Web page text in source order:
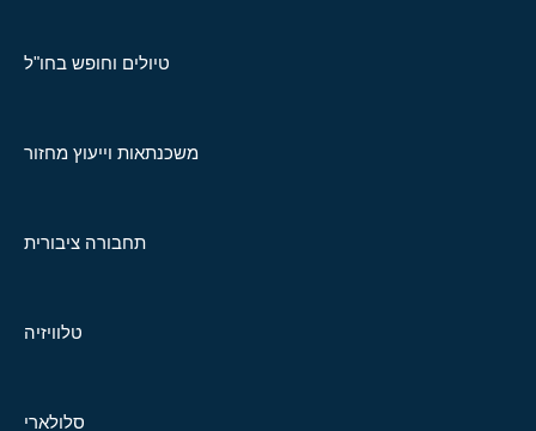
טיולים וחופש בחו"ל
משכנתאות וייעוץ מחזור
תחבורה ציבורית
טלוויזיה
סלולארי